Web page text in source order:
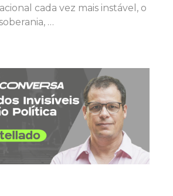
cada vez mais instável, o
…